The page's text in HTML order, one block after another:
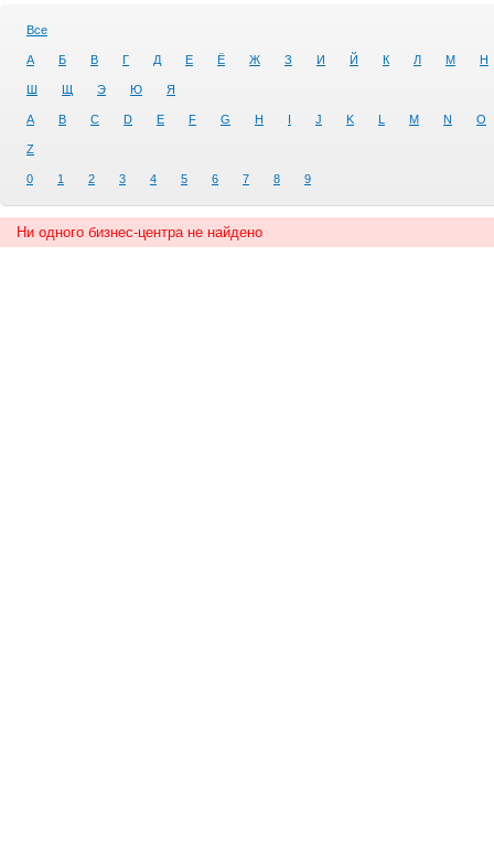
Все
А Б В Г Д Е Ё Ж З И Й К Л М Н
Ш Щ Э Ю Я
A B C D E F G H I J K L M N O
Z
0 1 2 3 4 5 6 7 8 9
Ни одного бизнес-центра не найдено